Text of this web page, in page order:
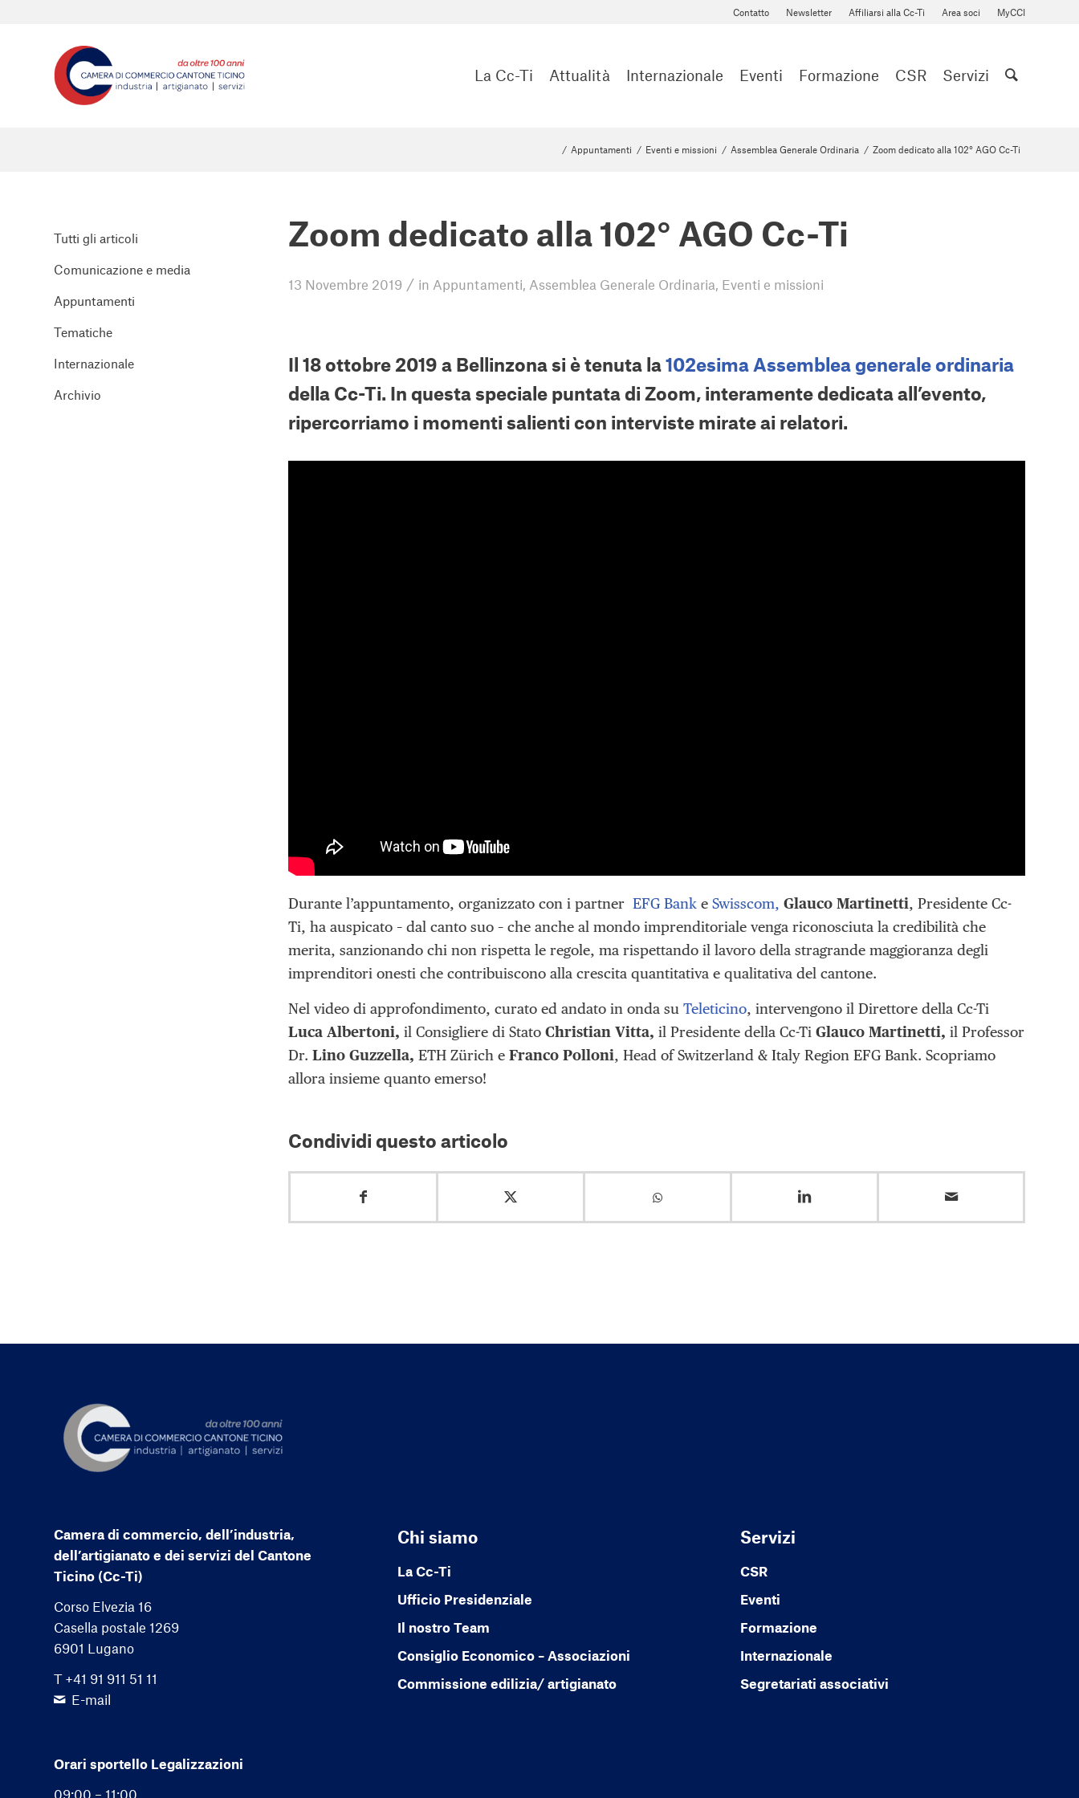
Contatto Newsletter Affiliarsi alla Cc-Ti Area soci MyCCI
La Cc-Ti Attualità Internazionale Eventi Formazione CSR Servizi
/ Appuntamenti / Eventi e missioni / Assemblea Generale Ordinaria / Zoom dedicato alla 102° AGO Cc-Ti
Zoom dedicato alla 102° AGO Cc-Ti
13 Novembre 2019 / in Appuntamenti, Assemblea Generale Ordinaria, Eventi e missioni
Il 18 ottobre 2019 a Bellinzona si è tenuta la102esima Assemblea generale ordinaria
della Cc-Ti. In questa speciale puntata di Zoom, interamente dedicata all’evento,
ripercorriamo i momenti salienti con interviste mirate ai relatori.
Durante l’appuntamento, organizzato con i partner EFG Bank e Swisscom, Glauco Martinetti, Presidente Cc-
Ti, ha auspicato – dal canto suo – che anche al mondo imprenditoriale venga riconosciuta la credibilità che
merita, sanzionando chi non rispetta le regole, ma rispettando il lavoro della stragrande maggioranza degli
imprenditori onesti che contribuiscono alla crescita quantitativa e qualitativa del cantone.
Nel video di approfondimento, curato ed andato in onda su Teleticino, intervengono il Direttore della Cc-Ti
Luca Albertoni, il Consigliere di Stato Christian Vitta, il Presidente della Cc-Ti Glauco Martinetti, il Professor
Dr. Lino Guzzella, ETH Zürich e Franco Polloni, Head of Switzerland & Italy Region EFG Bank. Scopriamo
allora insieme quanto emerso!
Condividi questo articolo
Tutti gli articoli
Comunicazione e media
Appuntamenti
Tematiche
Internazionale
Archivio
Camera di commercio, dell’industria,
dell’artigianato e dei servizi del Cantone
Ticino (Cc-Ti)
Corso Elvezia 16
Casella postale 1269
6901 Lugano
T +41 91 911 51 11
E-mail
Chi siamo
La Cc-Ti
Ufficio Presidenziale
Il nostro Team
Consiglio Economico – Associazioni
Commissione edilizia/ artigianato
Servizi
CSR
Eventi
Formazione
Internazionale
Segretariati associativi
Orari sportello Legalizzazioni
09:00 – 11:00